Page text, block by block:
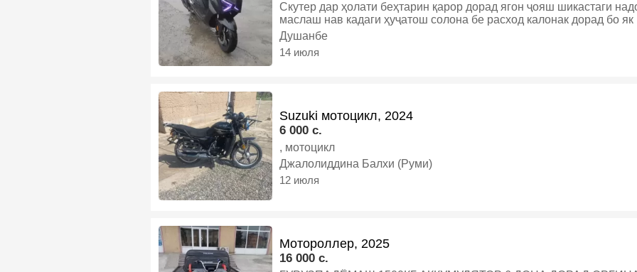
Скутер дар ҳолати беҳтарин қарор дорад ягон ҷояш шикастаги
маслаш нав кадаги ҳуҷатош солона бе расход калонак дорад бо
багаж падарка харидори аниқда камтар арзон меша, скутер
Душанбе
14 июля
Suzuki мотоцикл, 2024
6 000 c.
, мотоцикл
Джалолиддина Балхи (Руми)
12 июля
Мотороллер, 2025
16 000 c.